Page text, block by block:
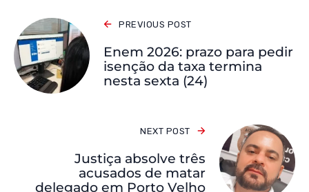
PREVIOUS POST
Enem 2026: prazo para pedir
isenção da taxa termina
nesta sexta (24)
NEXT POST
Justiça absolve três
acusados de matar
delegado em Porto Velho